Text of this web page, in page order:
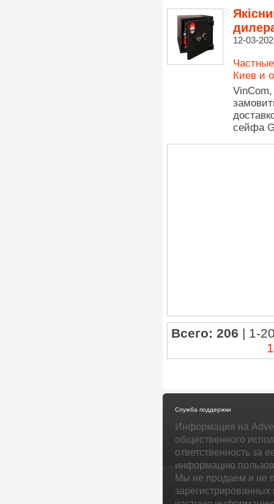
12-03-
Киев и
сейфа
Всего: 206 | 1-
Служба поддержки
Информация на
общественного
ответственность за
информацию
Мы не продаем и не